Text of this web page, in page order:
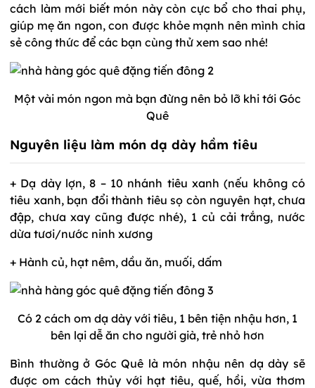
cách làm mới biết món này còn cực bổ cho thai phụ,
giúp mẹ ăn ngon, con được khỏe mạnh nên mình chia
sẻ công thức để các bạn cùng thử xem sao nhé!
Một vài món ngon mà bạn đừng nên bỏ lỡ khi tới Góc
Quê
Nguyên liệu làm món dạ dày hầm tiêu
+ Dạ dày lợn, 8 – 10 nhánh tiêu xanh (nếu không có
tiêu xanh, bạn đổi thành tiêu sọ còn nguyên hạt, chưa
đập, chưa xay cũng được nhé), 1 củ cải trắng, nước
dừa tươi/nước ninh xương
+ Hành củ, hạt nêm, dầu ăn, muối, dấm
Có 2 cách om dạ dày với tiêu, 1 bên tiện nhậu hơn, 1
bên lại dễ ăn cho người già, trẻ nhỏ hơn
Bình thường ở Góc Quê là món nhậu nên dạ dày sẽ
được om cách thủy với hạt tiêu, quế, hồi, vừa thơm